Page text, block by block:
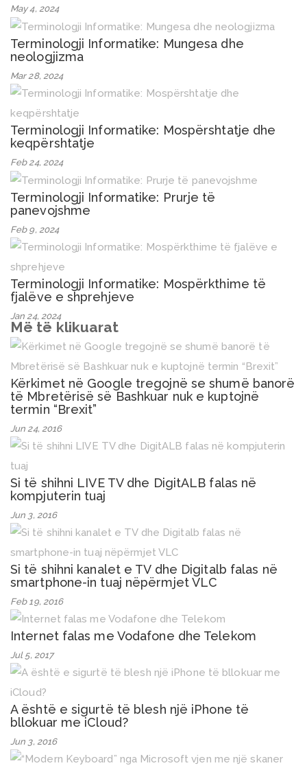
May 4, 2024
Terminologji Informatike: Mungesa dhe
neologjizma
Mar 28, 2024
Terminologji Informatike: Mospërshtatje dhe
keqpërshtatje
Feb 24, 2024
Terminologji Informatike: Prurje të
panevojshme
Feb 9, 2024
Terminologji Informatike: Mospërkthime të
fjalëve e shprehjeve
Jan 24, 2024
Më të klikuarat
Kërkimet në Google tregojnë se shumë banorë
të Mbretërisë së Bashkuar nuk e kuptojnë
termin “Brexit”
Jun 24, 2016
Si të shihni LIVE TV dhe DigitALB falas në
kompjuterin tuaj
Jun 3, 2016
Si të shihni kanalet e TV dhe Digitalb falas në
smartphone-in tuaj nëpërmjet VLC
Feb 19, 2016
Internet falas me Vodafone dhe Telekom
Jul 5, 2017
A është e sigurtë të blesh një iPhone të
bllokuar me iCloud?
Jun 3, 2016